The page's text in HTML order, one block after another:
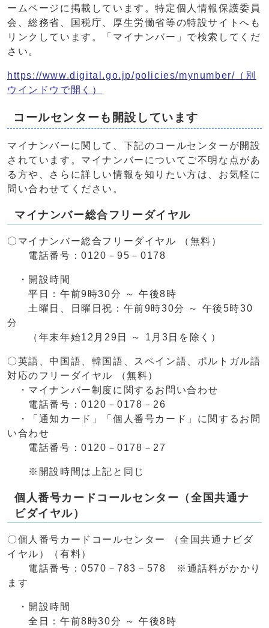
ームページに掲載しています。特定個人情報保護委員
会、総務省、国税庁、厚生労働省等の特設サイトへも
リンクしています。「マイナンバー」で検索してくだ
さい。
https://www.digital.go.jp/policies/mynumber/ （別
ウインドウで開く）
コールセンターも開設しています
マイナンバーに関して、下記のコールセンターが開設
されています。マイナンバーについてご不明な点があ
る方や、さらに詳しい情報を知りたい方は、お気軽に
問い合わせてください。
マイナンバー総合フリーダイヤル
〇マイナンバー総合フリーダイヤル （無料）
電話番号：0120－95－0178
・開設時間
平日：午前9時30分 ～ 午後8時
土曜日、日曜日祝：午前9時30分 ～ 午後5時30
分
（年末年始12月29日 ～ 1月3日を除く）
〇英語、中国語、韓国語、スペイン語、ポルトガル語
対応のフリーダイヤル （無料）
・マイナンバー制度に関するお問い合わせ
電話番号：0120－0178－26
・「通知カード」「個人番号カード」に関するお問
い合わせ
電話番号：0120－0178－27
※開設時間は上記と同じ
個人番号カードコールセンター（全国共通ナ
ビダイヤル）
〇個人番号カードコールセンター （全国共通ナビダ
イヤル）（有料）
電話番号：0570－783－578 ※通話料がかかり
ます
・開設時間
全日：午前8時30分 ～ 午後8時